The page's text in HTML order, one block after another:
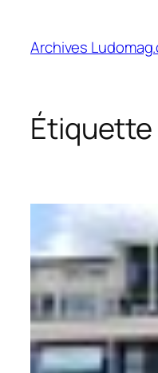
contenu
Archives
Étiquette